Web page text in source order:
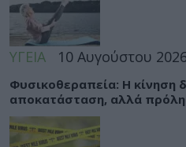
ΥΓΕΙΑ 10 Αυγούστου
Φυσικοθεραπεία: Η κίνηση
αποκατάσταση, αλλά